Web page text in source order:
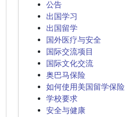
公告
出国学习
出国留学
国外医疗与安全
国际交流项目
国际文化交流
奥巴马保险
如何使用美国留学保险
学校要求
安全与健康